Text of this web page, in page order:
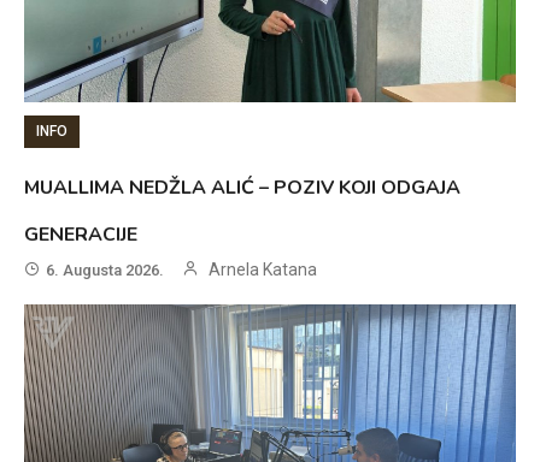
INFO
MUALLIMA NEDŽLA ALIĆ – POZIV KOJI ODGAJA
GENERACIJE
6. Augusta 2026. Arnela Katana